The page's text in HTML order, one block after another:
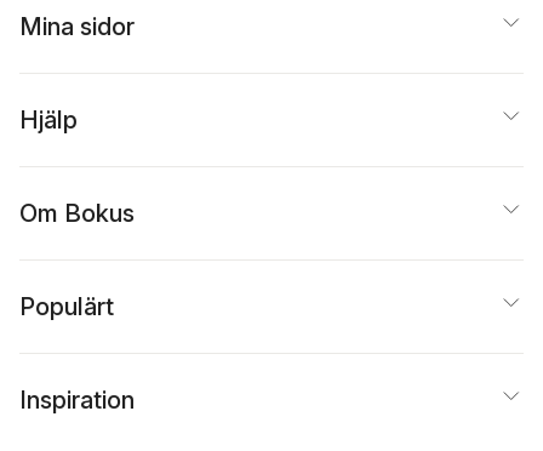
Mina sidor
Hjälp
Om Bokus
Populärt
Inspiration